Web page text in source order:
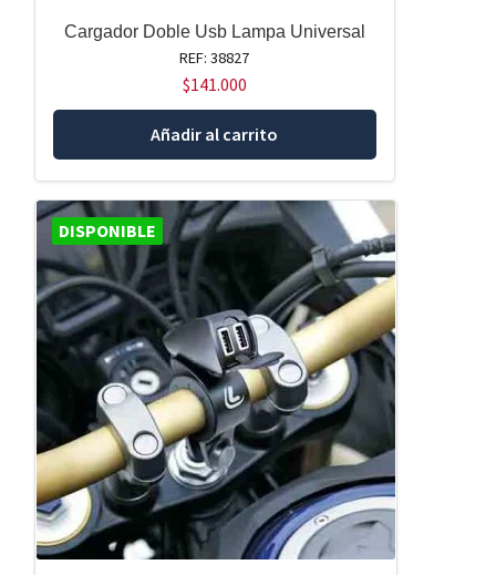
Cargador Doble Usb Lampa Universal
REF: 38827
$141.000
Añadir al carrito
DISPONIBLE